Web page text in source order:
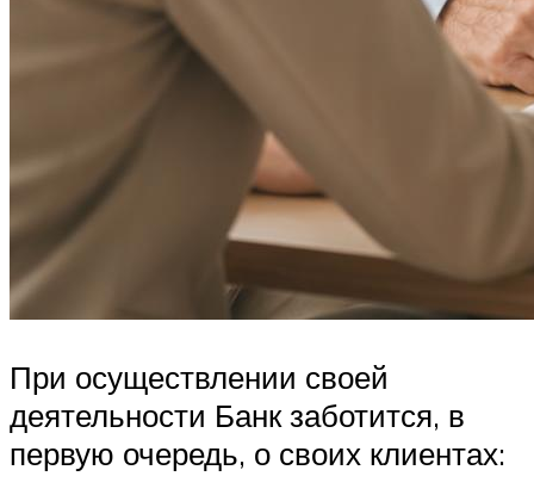
При осуществлении своей
деятельности Банк заботится, в
первую очередь, о своих клиентах: